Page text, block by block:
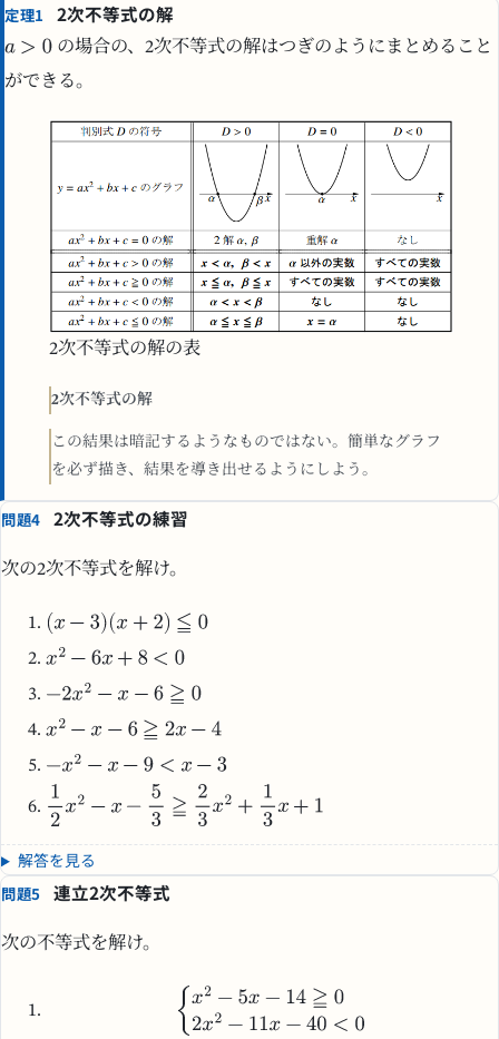
定理1
2次不等式の解
の場合の、2次不等式の解はつぎのようにまとめること
ができる。
2次不等式の解の表
2次不等式の解
この結果は暗記するようなものではない。簡単なグラフ
を必ず描き、結果を導き出せるようにしよう。
問題4 2次不等式の練習
次の2次不等式を解け。
解答を見る
問題5
連立2次不等式
次の不等式を解け。